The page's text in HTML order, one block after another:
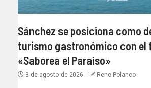
Sánchez se posiciona como
turismo gastronómico con el
«Saborea el Paraíso»
3 de agosto de 2026 Rene Polanco